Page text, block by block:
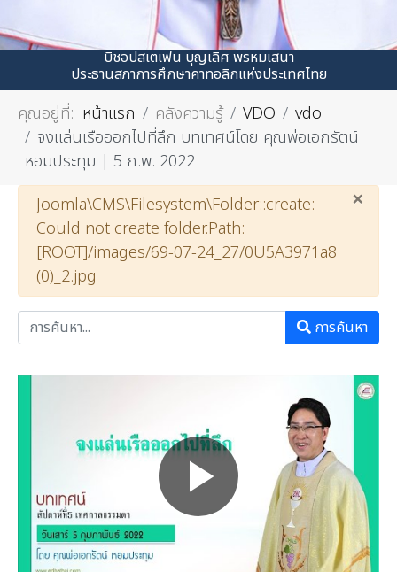
บิชอปสเตเฟน บุญเลิศ พรหมเสนา
ประธานสภาการศึกษาคาทอลิกแห่งประเทศไทย
คุณอยู่ที่: หน้าแรก คลังความรู้ VDO
vdo
จงแล่นเรือออกไปที่ลึก บทเทศน์โดย คุณพ่อเอกรัตน์
หอมประทุม | 5 ก.พ. 2022
×
คำเตือน
Joomla\CMS\Filesystem\Folder::create:
Could not create folder.Path:
[ROOT]/images/69-07-24_27/0U5A3971a8
(0)_2.jpg
การค้นหา